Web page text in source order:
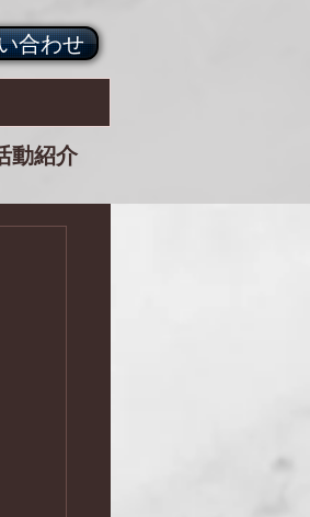
動紹介
合わせ